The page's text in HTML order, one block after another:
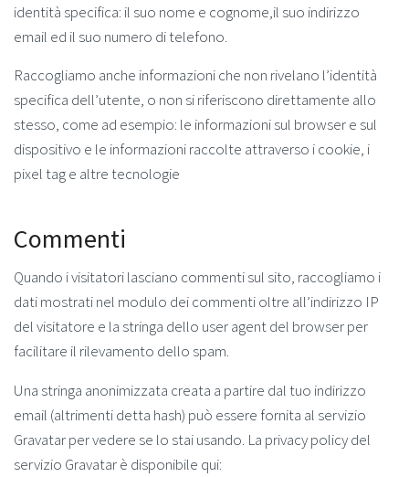
identità specifica: il suo nome e cognome,il suo indirizzo
email ed il suo numero di telefono.
Raccogliamo anche informazioni che non rivelano l’identità
specifica dell’utente, o non si riferiscono direttamente allo
stesso, come ad esempio: le informazioni sul browser e sul
dispositivo e le informazioni raccolte attraverso i cookie, i
pixel tag e altre tecnologie
Commenti
Quando i visitatori lasciano commenti sul sito, raccogliamo i
dati mostrati nel modulo dei commenti oltre all’indirizzo IP
del visitatore e la stringa dello user agent del browser per
facilitare il rilevamento dello spam.
Una stringa anonimizzata creata a partire dal tuo indirizzo
email (altrimenti detta hash) può essere fornita al servizio
Gravatar per vedere se lo stai usando. La privacy policy del
servizio Gravatar è disponibile qui: